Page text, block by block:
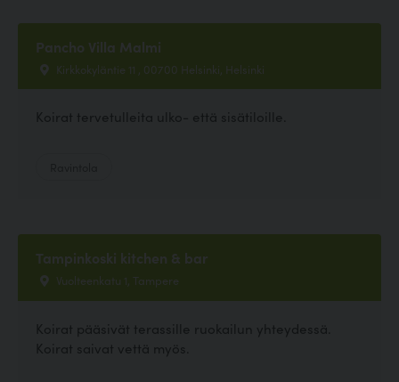
Pancho Villa Malmi
Kirkkokyläntie 11 , 00700 Helsinki, Helsinki
Koirat tervetulleita ulko- että sisätiloille.
Tampinkoski kitchen & bar
Vuolteenkatu 1, Tampere
Koirat pääsivät terassille ruokailun yhteydessä.
Koirat saivat vettä myös.